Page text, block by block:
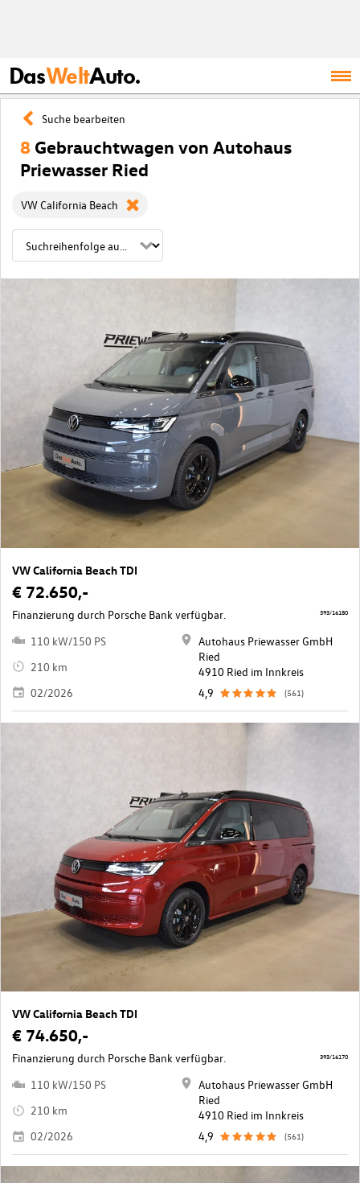
DasWeltAuto.
Suche bearbeiten
8 Gebrauchtwagen von Autohaus
Priewasser Ried
VW California Beach
VW California Beach TDI
€ 72.650,-
Finanzierung durch Porsche Bank verfügbar.
110 kW/150 PS
210 km
02/2026
Autohaus Priewasser GmbH
Ried
4910 Ried im Innkreis
4,9
(561)
393/16180
VW California Beach TDI
€ 74.650,-
Finanzierung durch Porsche Bank verfügbar.
110 kW/150 PS
210 km
02/2026
Autohaus Priewasser GmbH
Ried
4910 Ried im Innkreis
4,9
(561)
393/16170